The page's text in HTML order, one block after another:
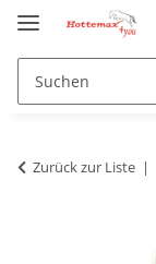
Zurück zur Liste